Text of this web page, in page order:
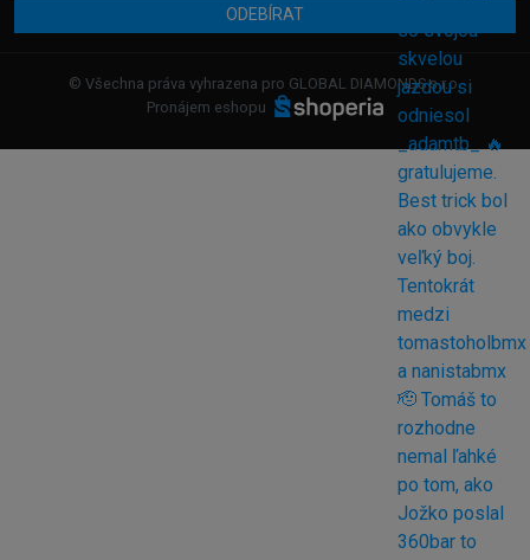
ODEBÍRAT
© Všechna práva vyhrazena pro GLOBAL DIAMONDS s.r.o.
Pronájem eshopu